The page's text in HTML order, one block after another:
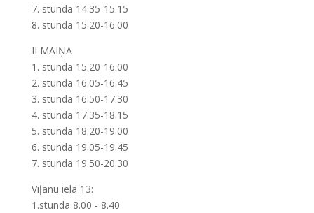
7. stunda 14.35-15.15
8. stunda 15.20-16.00
II MAIŅA
1. stunda 15.20-16.00
2. stunda 16.05-16.45
3. stunda 16.50-17.30
4. stunda 17.35-18.15
5. stunda 18.20-19.00
6. stunda 19.05-19.45
7. stunda 19.50-20.30
Viļānu ielā 13:
1.stunda 8.00 - 8.40